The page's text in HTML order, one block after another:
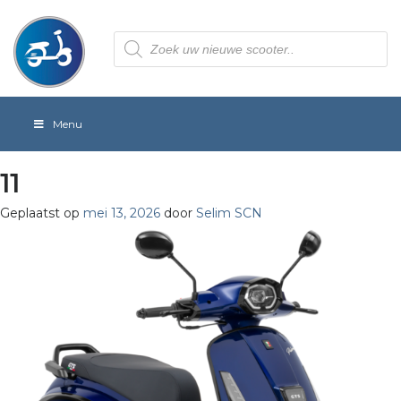
Producten
zoeken
Menu
11
Geplaatst op mei 13, 2026 door Selim SCN